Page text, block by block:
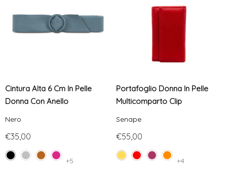
Cintura Alta 6 Cm In Pelle
Donna Con Anello
Nero
€35,00
+5
Portafoglio Donna In Pelle
Multicomparto Clip
Senape
€55,00
+4